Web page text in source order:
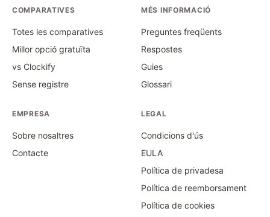
COMPARATIVES
Totes les comparatives
Millor opció gratuïta
vs Clockify
Sense registre
MÉS INFORMACIÓ
Preguntes freqüents
Respostes
Guies
Glossari
EMPRESA
Sobre nosaltres
Contacte
LEGAL
Condicions d'ús
EULA
Política de privadesa
Política de reemborsament
Política de cookies